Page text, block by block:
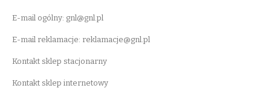
E-mail ogólny: gnl@gnl.pl
E-mail reklamacje: reklamacje@gnl.pl
Kontakt sklep stacjonarny
Kontakt sklep internetowy